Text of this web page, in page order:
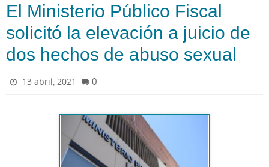
El Ministerio Público Fiscal
solicitó la elevación a juicio de
dos hechos de abuso sexual
13 abril, 2021 0